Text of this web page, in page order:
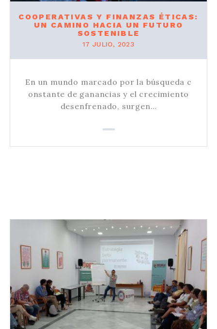
COOPERATIVAS Y FINANZAS ÉTICAS:
UN CAMINO HACIA UN FUTURO
SOSTENIBLE
17 JULIO, 2023
En un mundo marcado por la búsqueda c
onstante de ganancias y el crecimiento
desenfrenado, surgen…